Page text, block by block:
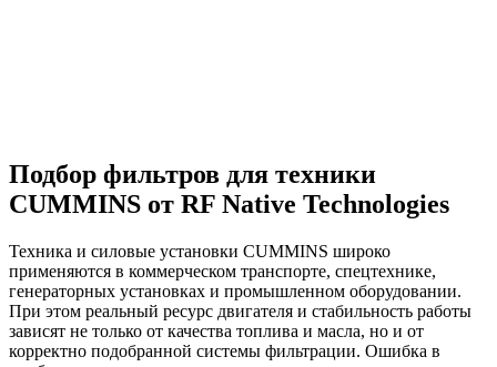
Подбор фильтров для техники
CUMMINS от RF Native Technologies
Техника и силовые установки CUMMINS широко
применяются в коммерческом транспорте, спецтехнике,
генераторных установках и промышленном оборудовании.
При этом реальный ресурс двигателя и стабильность работы
зависят не только от качества топлива и масла, но и от
корректно подобранной системы фильтрации. Ошибка в